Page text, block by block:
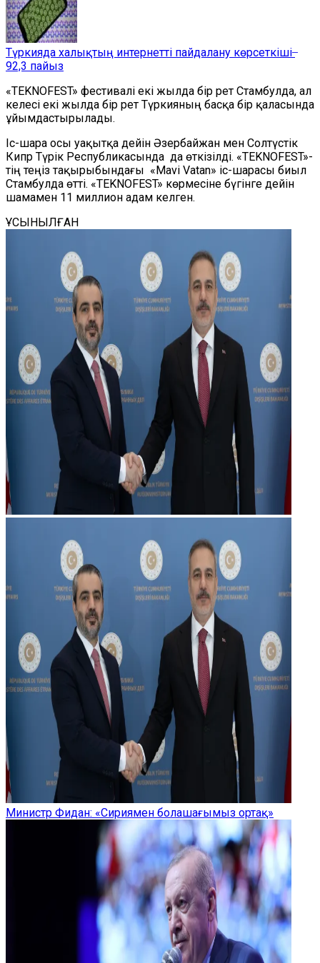
Түркияда халықтың интернетті пайдалану көрсеткіші ̶
92,3 пайыз
«TEKNOFEST» фестивалі екі жылда бір рет Стамбулда, ал
келесі екі жылда бір рет Түркияның басқа бір қаласында
ұйымдастырылады.
Іс-шара осы уақытқа дейін Әзербайжан мен Солтүстік
Кипр Түрік Республикасында да өткізілді. «TEKNOFEST»-
тің теңіз тақырыбындағы «Mavi Vatan» іс-шарасы биыл
Стамбулда өтті. «TEKNOFEST» көрмесіне бүгінге дейін
шамамен 11 миллион адам келген.
ҰСЫНЫЛҒАН
Министр Фидан: «Сириямен болашағымыз ортақ»